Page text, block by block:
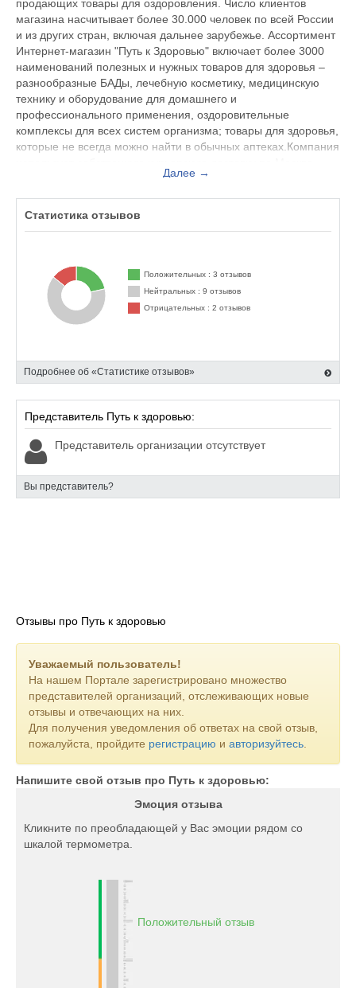
продающих товары для оздоровления. Число клиентов
магазина насчитывает более 30.000 человек по всей России
и из других стран, включая дальнее зарубежье. Ассортимент
Интернет-магазин "Путь к Здоровью" включает более 3000
наименований полезных и нужных товаров для здоровья –
разнообразные БАДы, лечебную косметику, медицинскую
технику и оборудование для домашнего и
профессионального применения, оздоровительные
комплексы для всех систем организма; товары для здоровья,
которые не всегда можно найти в обычных аптеках.Компания
почтовую доставку по всей России; любые формы оплаты.
Оставить свои отзывы об уровне сервиса и качестве товаров,
предлагаемых компанией "Путь к Здоровью", а также
познакомиться с мнением других клиентов магазина вы
Далее →
Статистика отзывов
Положительных : 3 отзывов
Нейтральных : 9 отзывов
Отрицательных : 2 отзывов
Подробнее об «Статистике отзывов»
Представитель Путь к здоровью:
Представитель организации отсутствует
Вы представитель?
Отзывы про Путь к здоровью
Уважаемый пользователь!
На нашем Портале зарегистрировано множество
представителей организаций, отслеживающих новые
отзывы и отвечающих на них.
Для получения уведомления об ответах на свой отзыв,
пожалуйста, пройдите регистрацию и авторизуйтесь
Напишите свой отзыв про Путь к здоровью:
Эмоция отзыва
Кликните по преобладающей у Вас эмоции рядом со
шкалой термометра.
Положительный отзыв